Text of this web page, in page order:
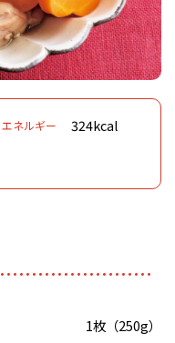
エネルギー 324kcal
1枚（250g）